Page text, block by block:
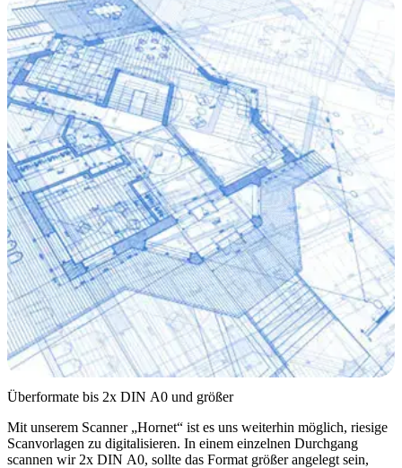
Überformate bis 2x DIN A0 und größer
Mit unserem Scanner „Hornet“ ist es uns weiterhin möglich, riesige
Scanvorlagen zu digitalisieren. In einem einzelnen Durchgang
scannen wir 2x DIN A0, sollte das Format größer angelegt sein,